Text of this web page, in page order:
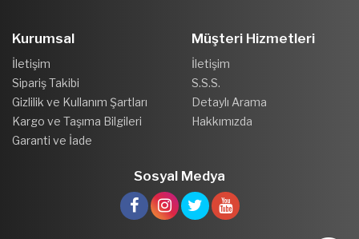
Kurumsal
İletişim
Sipariş Takibi
Gizlilik ve Kullanım Şartları
Kargo ve Taşıma Bilgileri
Garanti ve İade
Müşteri Hizmetleri
İletişim
S.S.S.
Detaylı Arama
Hakkımızda
Sosyal Medya